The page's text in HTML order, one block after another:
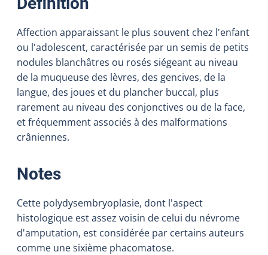
Affection apparaissant le plus souvent chez l'enfant
ou l'adolescent, caractérisée par un semis de petits
nodules blanchâtres ou rosés siégeant au niveau
de la muqueuse des lèvres, des gencives, de la
langue, des joues et du plancher buccal, plus
rarement au niveau des conjonctives ou de la face,
et fréquemment associés à des malformations
crâniennes.
Notes:
Cette polydysembryoplasie, dont l'aspect
histologique est assez voisin de celui du névrome
d'amputation, est considérée par certains auteurs
comme une sixième phacomatose.